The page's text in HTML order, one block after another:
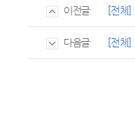
이전글 [전체]
다음글 [전체]